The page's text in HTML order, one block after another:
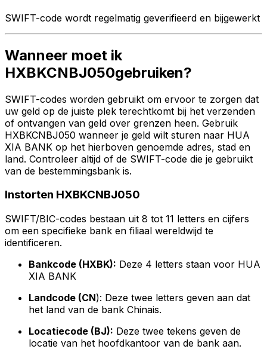
SWIFT-code wordt regelmatig geverifieerd en bijgewerkt
Wanneer moet ik
HXBKCNBJ050gebruiken?
SWIFT-codes worden gebruikt om ervoor te zorgen dat
uw geld op de juiste plek terechtkomt bij het verzenden
of ontvangen van geld over grenzen heen. Gebruik
HXBKCNBJ050 wanneer je geld wilt sturen naar HUA
XIA BANK op het hierboven genoemde adres, stad en
land. Controleer altijd of de SWIFT-code die je gebruikt
van de bestemmingsbank is.
Instorten HXBKCNBJ050
SWIFT/BIC-codes bestaan uit 8 tot 11 letters en cijfers
om een specifieke bank en filiaal wereldwijd te
identificeren.
Bankcode (HXBK): Deze 4 letters staan voor HUA
XIA BANK
Landcode (CN): Deze twee letters geven aan dat
het land van de bank Chinais.
Locatiecode (BJ): Deze twee tekens geven de
locatie van het hoofdkantoor van de bank aan.